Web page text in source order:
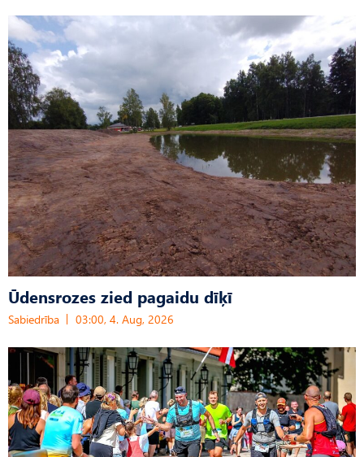
Ūdensrozes zied pagaidu dīķī
Sabiedrība 03:00, 4. Aug, 2026